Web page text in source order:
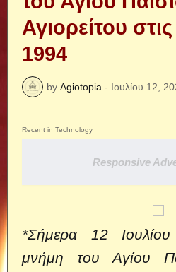
Αγιορείτου
1994
by Agiotopia - Ιουλίου 12,
Recent in Technology
Responsive
*Σήμερα 12
μνήμη του Αγίου